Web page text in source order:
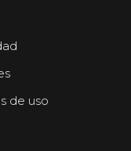
de uso